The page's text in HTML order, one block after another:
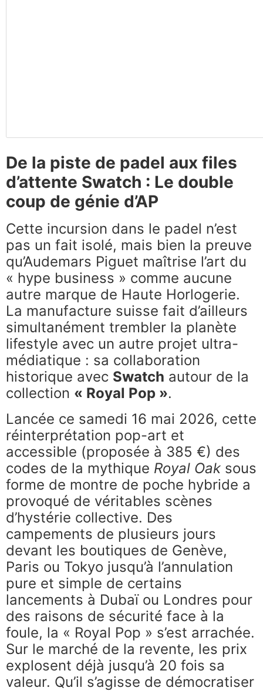
De la piste de padel aux files
d’attente Swatch : Le double
coup de génie d’AP
Cette incursion dans le padel n’est
pas un fait isolé, mais bien la preuve
qu’Audemars Piguet maîtrise l’art du
« hype business » comme aucune
autre marque de Haute Horlogerie.
La manufacture suisse fait d’ailleurs
simultanément trembler la planète
lifestyle avec un autre projet ultra-
médiatique : sa collaboration
historique avec Swatch autour de la
collection « Royal Pop ».
Lancée ce samedi 16 mai 2026, cette
réinterprétation pop-art et
accessible (proposée à 385 €) des
codes de la mythique Royal Oak sous
forme de montre de poche hybride a
provoqué de véritables scènes
d’hystérie collective. Des
campements de plusieurs jours
devant les boutiques de Genève,
Paris ou Tokyo jusqu’à l’annulation
pure et simple de certains
lancements à Dubaï ou Londres pour
des raisons de sécurité face à la
foule, la « Royal Pop » s’est arrachée.
Sur le marché de la revente, les prix
explosent déjà jusqu’à 20 fois sa
valeur. Qu’il s’agisse de démocratiser